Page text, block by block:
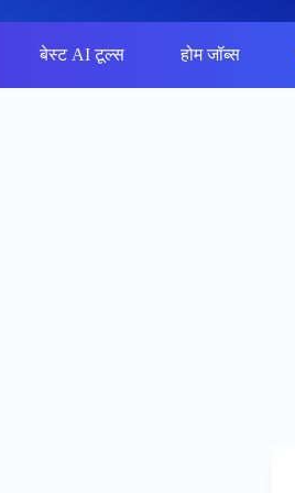
बेस्ट AI टूल्स होम जॉब्स